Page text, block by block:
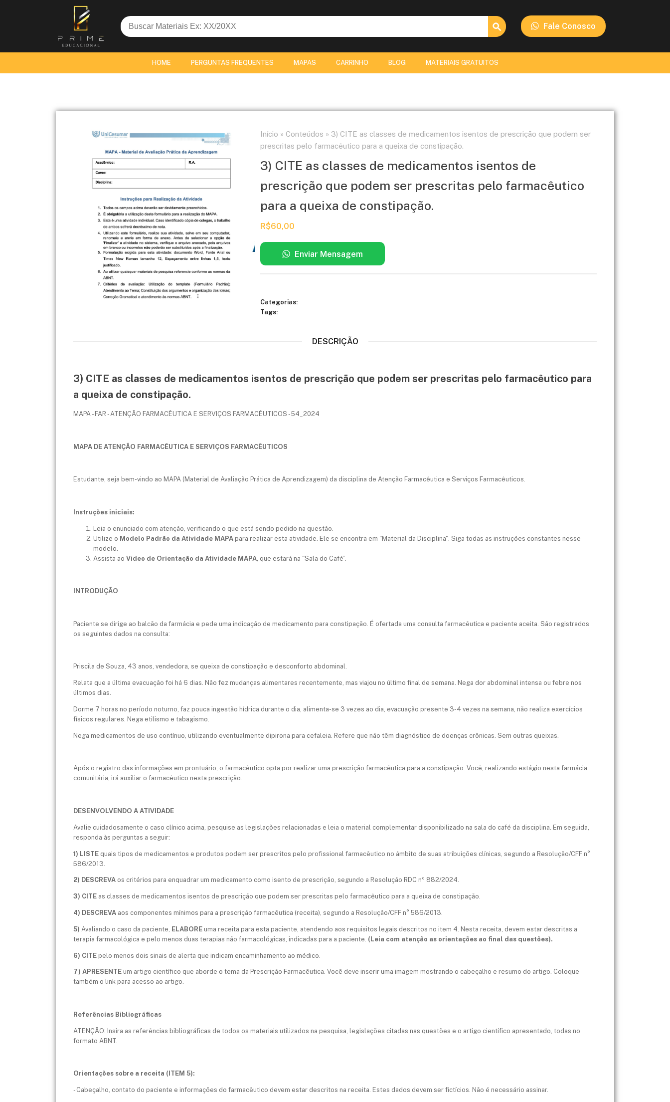
Search
for:
Search Button
Fale Conosco
HOME PERGUNTAS FREQUENTES MAPAS CARRINHO BLOG MATERIAIS GRATUITOS
Início » Conteúdos » 3) CITE as classes de medicamentos isentos de prescrição que podem ser
prescritas pelo farmacêutico para a queixa de constipação.
3) CITE as classes de medicamentos isentos de
prescrição que podem ser prescritas pelo farmacêutico
para a queixa de constipação.
R$60,00
Enviar Mensagem
Categorias:
Tags:
DESCRIÇÃO
3) CITE as classes de medicamentos isentos de prescrição que podem ser prescritas pelo farmacêutico para
a queixa de constipação.
MAPA - FAR - ATENÇÃO FARMACÊUTICA E SERVIÇOS FARMACÊUTICOS - 54_2024
MAPA DE ATENÇÃO FARMACÊUTICA E SERVIÇOS FARMACÊUTICOS
Estudante, seja bem-vindo ao MAPA (Material de Avaliação Prática de Aprendizagem) da disciplina de Atenção Farmacêutica e Serviços Farmacêuticos.
Instruções iniciais:
Leia o enunciado com atenção, verificando o que está sendo pedido na questão.
Utilize o Modelo Padrão da Atividade MAPA para realizar esta atividade. Ele se encontra em "Material da Disciplina". Siga todas as instruções constantes nesse
modelo.
Assista ao Vídeo de Orientação da Atividade MAPA , que estará na "Sala do Café”.
INTRODUÇÃO
Paciente se dirige ao balcão da farmácia e pede uma indicação de medicamento para constipação. É ofertada uma consulta farmacêutica e paciente aceita. São registrados
os seguintes dados na consulta:
Priscila de Souza, 43 anos, vendedora, se queixa de constipação e desconforto abdominal.
Relata que a última evacuação foi há 6 dias. Não fez mudanças alimentares recentemente, mas viajou no último final de semana. Nega dor abdominal intensa ou febre nos
últimos dias.
Dorme 7 horas no período noturno, faz pouca ingestão hídrica durante o dia, alimenta-se 3 vezes ao dia, evacuação presente 3-4 vezes na semana, não realiza exercícios
físicos regulares. Nega etilismo e tabagismo.
Nega medicamentos de uso contínuo, utilizando eventualmente dipirona para cefaleia. Refere que não têm diagnóstico de doenças crônicas. Sem outras queixas.
Após o registro das informações em prontuário, o farmacêutico opta por realizar uma prescrição farmacêutica para a constipação. Você, realizando estágio nesta farmácia
comunitária, irá auxiliar o farmacêutico nesta prescrição.
DESENVOLVENDO A ATIVIDADE
Avalie cuidadosamente o caso clínico acima, pesquise as legislações relacionadas e leia o material complementar disponibilizado na sala do café da disciplina. Em seguida,
responda às perguntas a seguir:
1) LISTE quais tipos de medicamentos e produtos podem ser prescritos pelo profissional farmacêutico no âmbito de suas atribuições clínicas, segundo a Resolução/CFF n°
586/2013.
2) DESCREVA os critérios para enquadrar um medicamento como isento de prescrição, segundo a Resolução RDC nº 882/2024.
3) CITE as classes de medicamentos isentos de prescrição que podem ser prescritas pelo farmacêutico para a queixa de constipação.
4) DESCREVA aos componentes mínimos para a prescrição farmacêutica (receita), segundo a Resolução/CFF n° 586/2013.
5) Avaliando o caso da paciente, ELABORE uma receita para esta paciente, atendendo aos requisitos legais descritos no item 4. Nesta receita, devem estar descritas a
terapia farmacológica e pelo menos duas terapias não farmacológicas, indicadas para a paciente. (Leia com atenção as orientações ao final das questões).
6) CITE pelo menos dois sinais de alerta que indicam encaminhamento ao médico.
7) APRESENTE um artigo científico que aborde o tema da Prescrição Farmacêutica. Você deve inserir uma imagem mostrando o cabeçalho e resumo do artigo. Coloque
também o link para acesso ao artigo.
Referências Bibliográficas
ATENÇÃO: Insira as referências bibliográficas de todos os materiais utilizados na pesquisa, legislações citadas nas questões e o artigo científico apresentado, todas no
formato ABNT.
Orientações sobre a receita (ITEM 5):
- Cabeçalho, contato do paciente e informações do farmacêutico devem estar descritos na receita. Estes dados devem ser fictícios. Não é necessário assinar.